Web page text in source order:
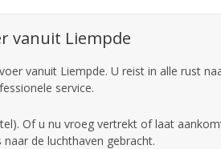
vanuit Liempde
vanuit Liempde. U reist in alle rust
service.
Of u nu vroeg vertrekt of laat
de luchthaven gebracht.